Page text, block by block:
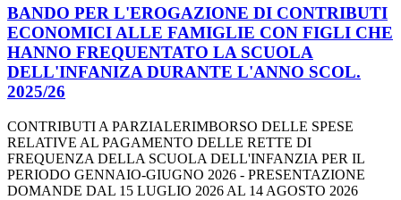
BANDO PER L'EROGAZIONE DI CONTRIBUTI
ECONOMICI ALLE FAMIGLIE CON FIGLI CHE
HANNO FREQUENTATO LA SCUOLA
DELL'INFANIZA DURANTE L'ANNO SCOL.
2025/26
CONTRIBUTI A PARZIALERIMBORSO DELLE SPESE
RELATIVE AL PAGAMENTO DELLE RETTE DI
FREQUENZA DELLA SCUOLA DELL'INFANZIA PER IL
PERIODO GENNAIO-GIUGNO 2026 - PRESENTAZIONE
DOMANDE DAL 15 LUGLIO 2026 AL 14 AGOSTO 2026